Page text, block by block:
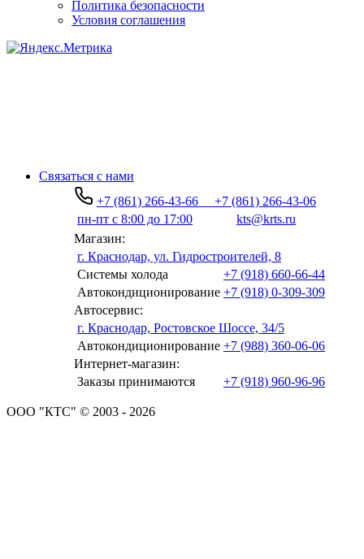
Политика безопасности
Условия соглашения
Связаться с нами
+7 (861) 266-43-66
+7 (861) 266-43-06
пн-пт с 8:00 до 17:00
kts@krts.ru
Магазин:
г. Краснодар, ул. Гидростроителей, 8
Системы холода
+7 (918) 660-66-44
Автокондиционирование +7 (918) 0-309-309
Автосервис:
г. Краснодар, Ростовское Шоссе, 34/5
Автокондиционирование +7 (988) 360-06-06
Интернет-магазин:
Заказы принимаются
+7 (918) 960-96-96
ООО "КТС" © 2003 - 2026